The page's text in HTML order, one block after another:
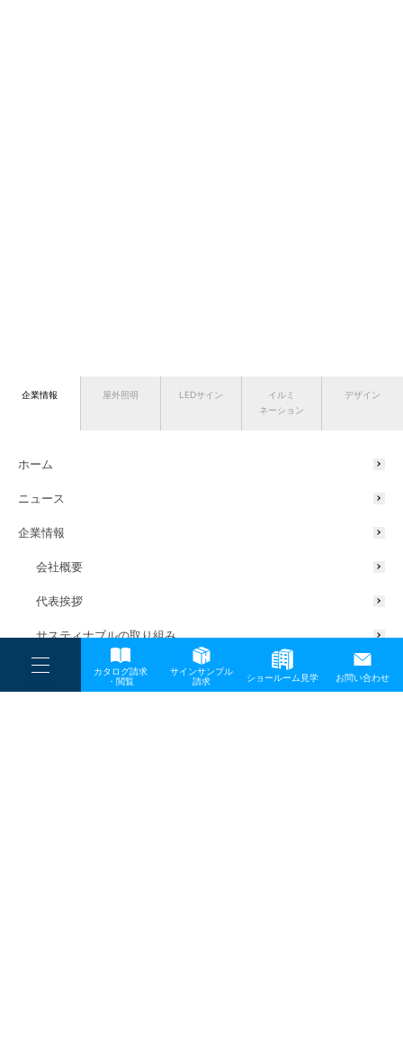
----
----
-
カタログ請求
・閲覧
サインサンプル
請求
ショールーム見学 お問い合わせ
企業情報 屋外照明 LEDサイン
イルミ
ネーション
デザイン
ホーム
ニュース
企業情報
会社概要
代表挨拶
サスティナブルの取り組み
一般事業主行動計画